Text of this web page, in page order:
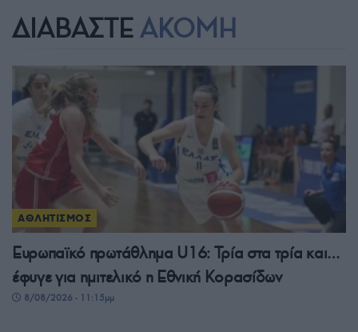
ΔΙΑΒΑΣΤΕ ΑΚΟΜΗ
ΑΘΛΗΤΙΣΜΟΣ
Ευρωπαϊκό πρωτάθλημα U16: Τρία στα τρία και…
έφυγε για ημιτελικό η Εθνική Κορασίδων
8/08/2026 - 11:15μμ